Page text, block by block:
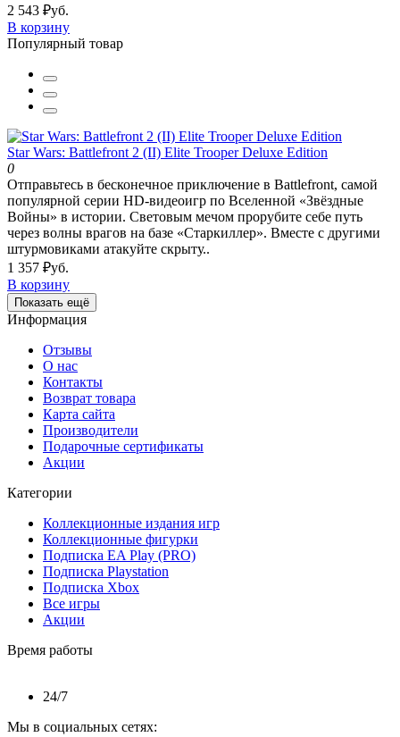
2 543 ₽уб.
В корзину
Популярный товар
Star Wars: Battlefront 2 (II) Elite Trooper Deluxe Edition
0
Отправьтесь в бесконечное приключение в Battlefront, самой
популярной серии HD-видеоигр по Вселенной «Звёздные
Войны» в истории. Световым мечом прорубите себе путь
через волны врагов на базе «Старкиллер». Вместе с другими
штурмовиками атакуйте скрыту..
1 357 ₽уб.
В корзину
Показать ещё
Информация
Отзывы
О нас
Контакты
Возврат товара
Карта сайта
Производители
Подарочные сертификаты
Акции
Категории
Коллекционные издания игр
Коллекционные фигурки
Подписка EA Play (PRO)
Подписка Playstation
Подписка Xbox
Все игры
Акции
Время работы
24/7
Мы в социальных сетях: